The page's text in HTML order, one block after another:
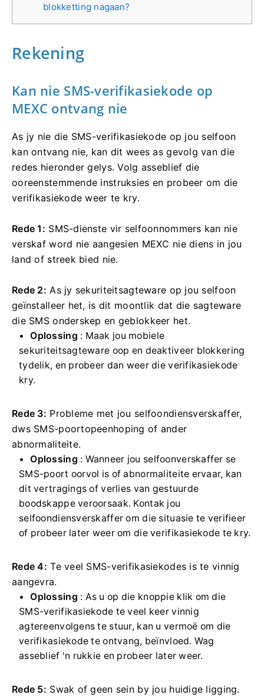
blokketting nagaan?
Rekening
Kan nie SMS-verifikasiekode op
MEXC ontvang nie
As jy nie die SMS-verifikasiekode op jou selfoon
kan ontvang nie, kan dit wees as gevolg van die
redes hieronder gelys.Volg asseblief die
ooreenstemmende instruksies en probeer om die
verifikasiekode weer te kry.
Rede 1: SMS-dienste vir selfoonnommers kan nie
verskaf word nie aangesien MEXC nie diens in jou
land of streek bied nie.
Rede 2: As jy sekuriteitsagteware op jou selfoon
geïnstalleer het, is dit moontlik dat die sagteware
die SMS onderskep en geblokkeer het.
Oplossing : Maak jou mobiele
sekuriteitsagteware oop en deaktiveer blokkering
tydelik, en probeer dan weer die verifikasiekode
kry.
Rede 3: Probleme met jou selfoondiensverskaffer,
dws SMS-poortopeenhoping of ander
abnormaliteite.
Oplossing : Wanneer jou selfoonverskaffer se
SMS-poort oorvol is of abnormaliteite ervaar, kan
dit vertragings of verlies van gestuurde
boodskappe veroorsaak. Kontak jou
selfoondiensverskaffer om die situasie te verifieer
of probeer later weer om die verifikasiekode te kry.
Rede 4: Te veel SMS-verifikasiekodes is te vinnig
aangevra.
Oplossing : As u op die knoppie klik om die
SMS-verifikasiekode te veel keer vinnig
agtereenvolgens te stuur, kan u vermoë om die
verifikasiekode te ontvang, beïnvloed. Wag
asseblief 'n rukkie en probeer later weer.
Rede 5: Swak of geen sein by jou huidige ligging.